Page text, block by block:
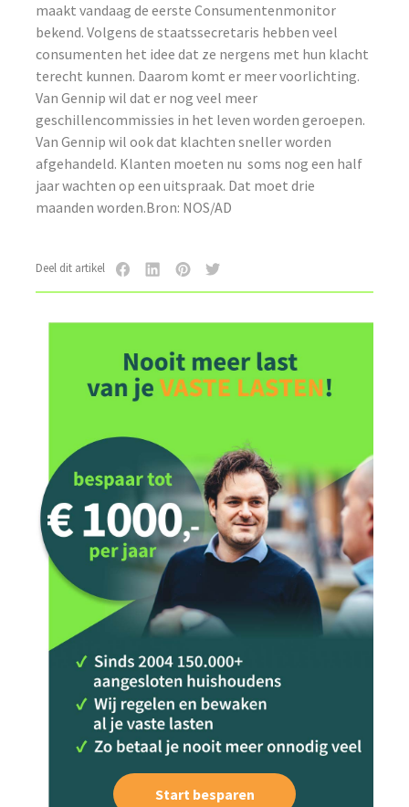
maakt vandaag de eerste Consumentenmonitor
bekend. Volgens de staatssecretaris hebben veel
consumenten het idee dat ze nergens met hun klacht
terecht kunnen. Daarom komt er meer voorlichting.
Van Gennip wil dat er nog veel meer
geschillencommissies in het leven worden geroepen.
Van Gennip wil ook dat klachten sneller worden
afgehandeld. Klanten moeten nu soms nog een half
jaar wachten op een uitspraak. Dat moet drie
maanden worden.Bron: NOS/AD
Deel dit artikel
Start besparen